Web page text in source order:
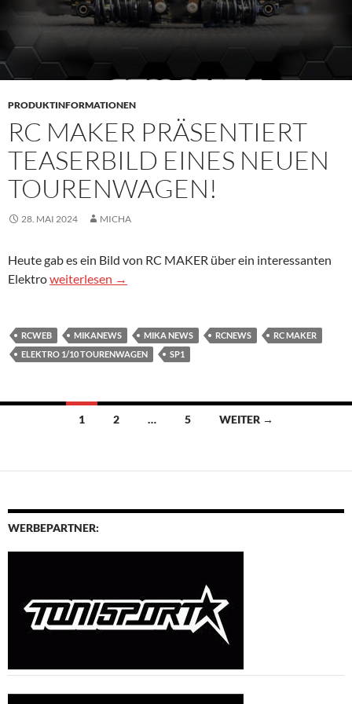
PRODUKTINFORMATIONEN
RC MAKER PRÄSENTIERT
TEASERBILD EINES NEUEN
TOURENWAGEN!
28. MAI 2024 MICHA
Heute gab es ein Bild von RC MAKER über ein interessanten
ElektroRC Maker präsentiert Teaserbild eines neuen
weiterlesen →
RCWEB MIKANEWS MIKA NEWS RCNEWS
RC MAKER
ELEKTRO 1/10 TOURENWAGEN
SP1
Beitragsnavigation
1 2 … 5 WEITER →
WERBEPARTNER: